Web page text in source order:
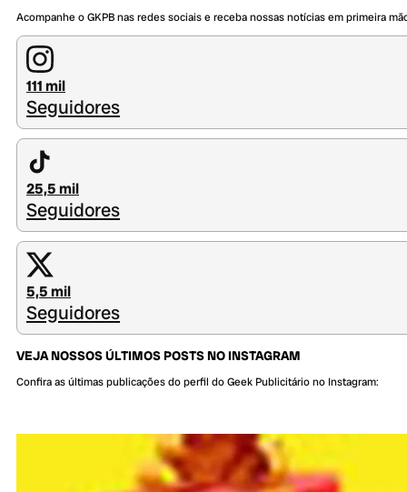
Acompanhe o GKPB nas redes sociais e receba nossas notícias em primeira
111 mil
Seguidores
25,5 mil
Seguidores
5,5 mil
Seguidores
VEJA NOSSOS ÚLTIMOS POSTS NO INSTAGRAM
Confira as últimas publicações do perfil do Geek Publicitário no Instagram: